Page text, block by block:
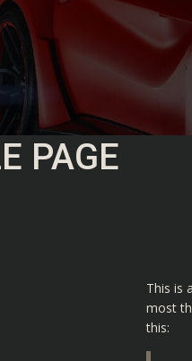
PAGE
This is
most
this: